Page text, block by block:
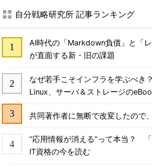
自分戦略研究所 記事ランキング
AI時代の「Markdown負債」と「
が直面する新・旧の課題
なぜ若手こそインフラを学ぶべき
Linux、サーバ＆ストレージの
共同著作者に無断で改変したので
“応用情報が消える”って本当？
IT資格の今を読む